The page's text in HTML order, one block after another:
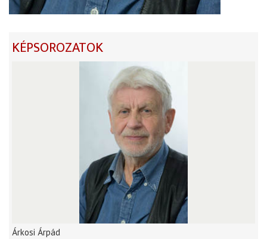
KÉPSOROZATOK
Árkosi Árpád